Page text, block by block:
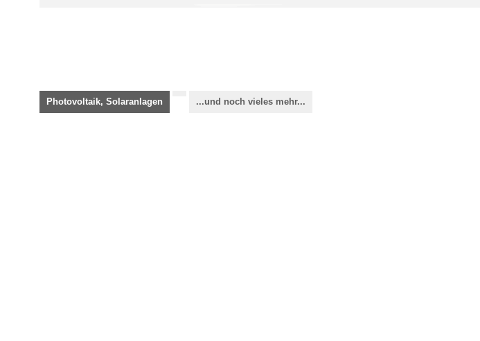
Photovoltaik, Solaranlagen ...und noch vieles mehr...